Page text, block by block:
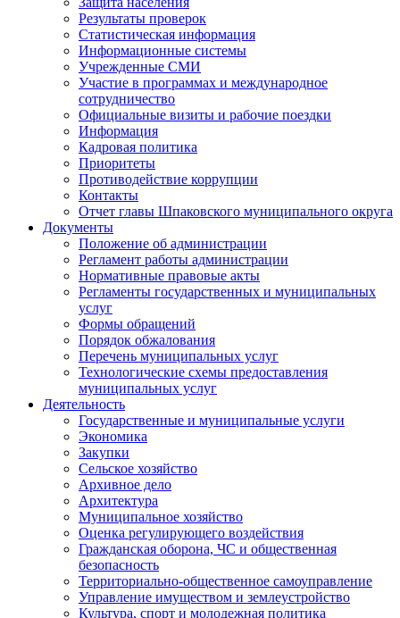
Результаты проверок
Статистическая информация
Информационные системы
Учрежденные СМИ
Участие в программах и международное
сотрудничество
Официальные визиты и рабочие поездки
Информация
Кадровая политика
Приоритеты
Противодействие коррупции
Контакты
Отчет главы Шпаковского муниципального округа
Документы
Положение об администрации
Регламент работы администрации
Нормативные правовые акты
Регламенты государственных и муниципальных
услуг
Формы обращений
Порядок обжалования
Перечень муниципальных услуг
Технологические схемы предоставления
муниципальных услуг
Деятельность
Государственные и муниципальные услуги
Экономика
Закупки
Сельское хозяйство
Архивное дело
Архитектура
Муниципальное хозяйство
Оценка регулирующего воздействия
Гражданская оборона, ЧС и общественная
безопасность
Территориально-общественное самоуправление
Управление имуществом и землеустройство
Культура, спорт и молодежная политика